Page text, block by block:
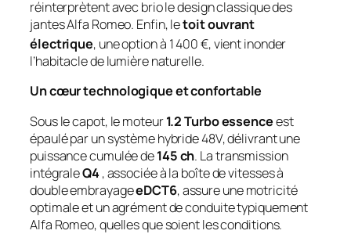
réinterprètent avec brio le design classique des
jantes Alfa Romeo. Enfin, letoit ouvrant
électrique, une option à 1 400 €, vient inonder
l’habitacle de lumière naturelle.
Un cœur technologique et confortable
Sous le capot, le moteur1.2 Turbo essenceest
épaulé par un système hybride 48V, délivrant une
puissance cumulée de145 ch. La transmission
intégraleQ4 , associée à la boîte de vitesses à
double embrayageeDCT6, assure une motricité
optimale et un agrément de conduite typiquement
Alfa Romeo, quelles que soient les conditions.